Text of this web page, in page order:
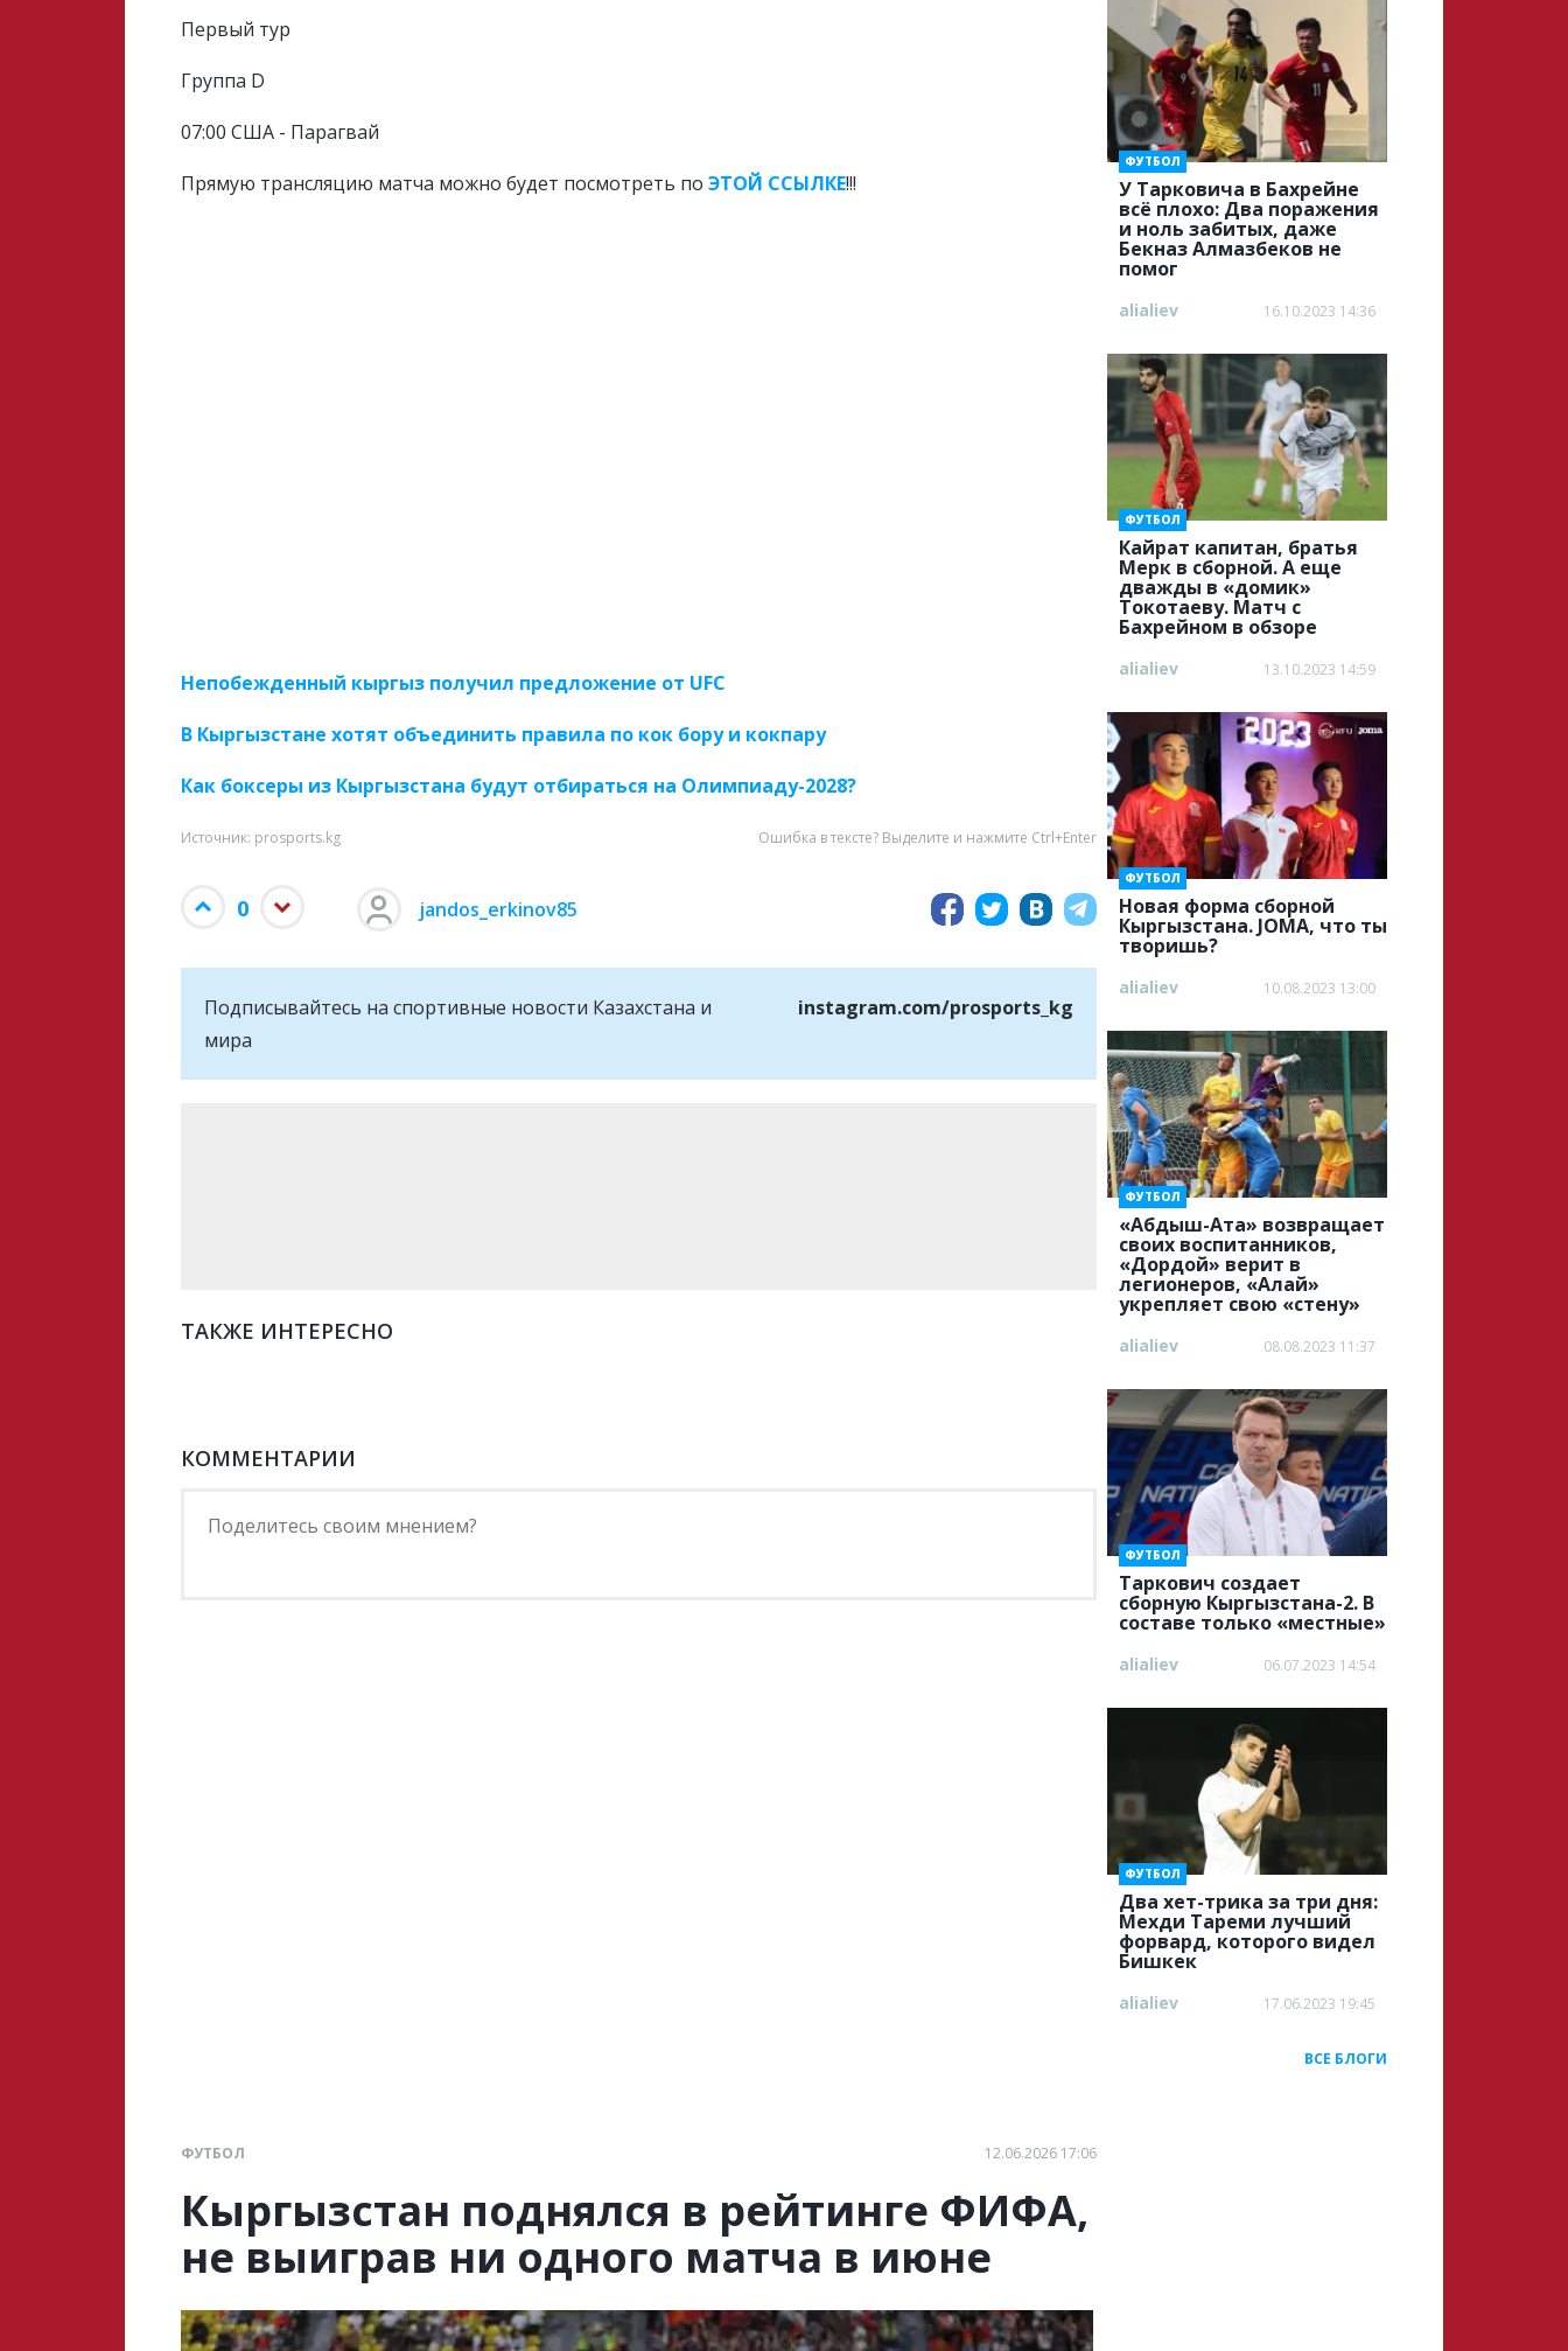
Первый тур
Группа D
07:00 США - Парагвай
Прямую трансляцию матча можно будет посмотреть по ЭТОЙ ССЫЛКЕ!!!
Непобежденный кыргыз получил предложение от UFC
В Кыргызстане хотят объединить правила по кок бору и кокпару
Как боксеры из Кыргызстана будут отбираться на Олимпиаду-2028?
Источник: prosports.kg Ошибка в тексте? Выделите и нажмите Ctrl+Enter
0 jandos_erkinov85
Подписывайтесь на cпортивные новости Казахстана и
мира
instagram.com/prosports_kg
ТАКЖЕ ИНТЕРЕСНО
КОММЕНТАРИИ
У Тарковича в Бахрейне
всё плохо: Два поражения
и ноль забитых, даже
Бекназ Алмазбеков не
помог
ФУТБОЛ
alialiev 16.10.2023 14:36
Кайрат капитан, братья
Мерк в сборной. А еще
дважды в «домик»
Токотаеву. Матч с
Бахрейном в обзоре
ФУТБОЛ
alialiev 13.10.2023 14:59
Новая форма сборной
Кыргызстана. JOMA, что ты
творишь?
ФУТБОЛ
alialiev 10.08.2023 13:00
«Абдыш-Ата» возвращает
своих воспитанников,
«Дордой» верит в
легионеров, «Алай»
укрепляет свою «стену»
ФУТБОЛ
alialiev 08.08.2023 11:37
Таркович создает
сборную Кыргызстана-2. В
составе только «местные»
ФУТБОЛ
alialiev 06.07.2023 14:54
Два хет-трика за три дня:
Мехди Тареми лучший
форвард, которого видел
Бишкек
ФУТБОЛ
alialiev 17.06.2023 19:45
ВСЕ БЛОГИ
ФУТБОЛ 12.06.2026 17:06
Кыргызстан поднялся в рейтинге ФИФА,
не выиграв ни одного матча в июне